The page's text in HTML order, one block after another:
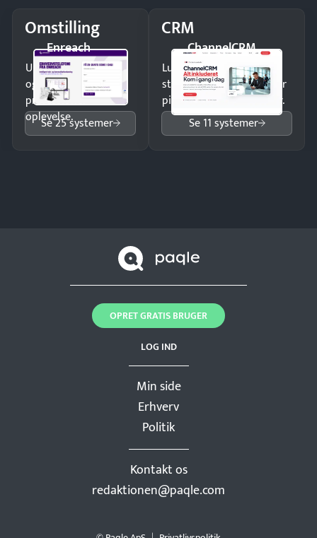
Omstilling
Enreach
Undgå tabte opkald
og giv kunderne en
professionel
oplevelse.
Se 25 systemer
CRM
ChannelCRM
Luk flere salg med et
struktureret overblik over
pipeline og opfølgninger.
Se 11 systemer
Min side
Erhverv
Politik
Kontakt os
redaktionen@paqle.com
LOG IND
OPRET GRATIS BRUGER